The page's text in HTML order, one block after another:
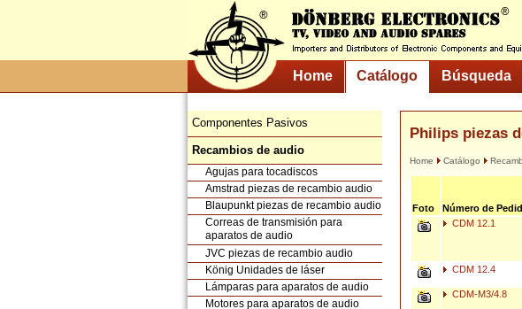
Home Catálogo Búsqueda
Componentes Pasivos
Recambios de audio
Agujas para tocadiscos
Amstrad piezas de recambio audio
Blaupunkt piezas de recambio audio
Correas de transmisión para
aparatos de audio
JVC piezas de recambio audio
König Unidades de láser
Lámparas para aparatos de audio
Motores para aparatos de audio
Philips piezas
Home Catálogo
Foto Número de
CDM 12.1
CDM 12.4
CDM-M3/4.8